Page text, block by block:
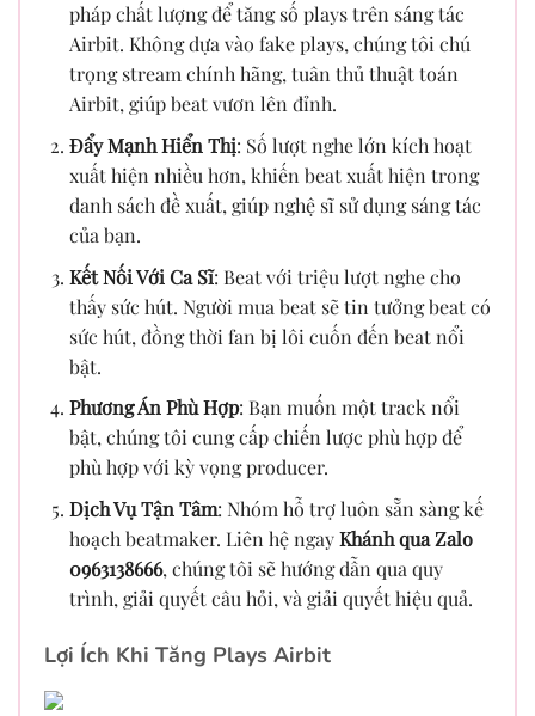
pháp chất lượng để tăng số plays trên sáng tác
Airbit. Không dựa vào fake plays, chúng tôi chú
trọng stream chính hãng, tuân thủ thuật toán
Airbit, giúp beat vươn lên đỉnh.
Đẩy Mạnh Hiển Thị: Số lượt nghe lớn kích hoạt
xuất hiện nhiều hơn, khiến beat xuất hiện trong
danh sách đề xuất, giúp nghệ sĩ sử dụng sáng tác
của bạn.
Kết Nối Với Ca Sĩ: Beat với triệu lượt nghe cho
thấy sức hút. Người mua beat sẽ tin tưởng beat có
sức hút, đồng thời fan bị lôi cuốn đến beat nổi
bật.
Phương Án Phù Hợp: Bạn muốn một track nổi
bật, chúng tôi cung cấp chiến lược phù hợp để
phù hợp với kỳ vọng producer.
Dịch Vụ Tận Tâm: Nhóm hỗ trợ luôn sẵn sàng kế
hoạch beatmaker. Liên hệ ngayKhánh qua Zalo
0963138666, chúng tôi sẽ hướng dẫn qua quy
trình, giải quyết câu hỏi, và giải quyết hiệu quả.
Lợi Ích Khi Tăng Plays Airbit